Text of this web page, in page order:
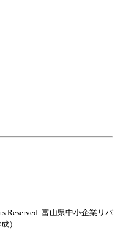
Reserved. 富山県中小企業リバ
）